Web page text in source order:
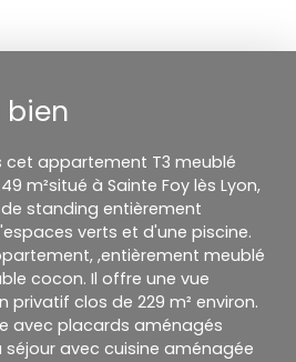
cet appartement T3 meublé
m²situé à Sainte Foy lès Lyon,
standing entièrement
verts et d'une piscine.
,entièrement meublé
cocon. Il offre une vue
privatif clos de 229 m² environ.
avec placards aménagés
avec cuisine aménagée